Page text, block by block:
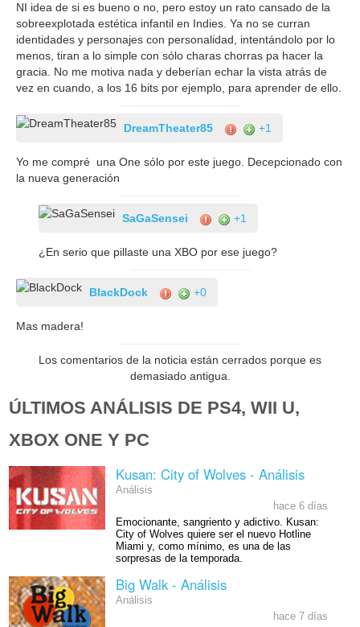
NI idea de si es bueno o no, pero estoy un rato cansado de la
sobreexplotada estética infantil en Indies. Ya no se curran
identidades y personajes con personalidad, intentándolo por lo
menos, tiran a lo simple con sólo charas chorras pa hacer la
gracia. No me motiva nada y deberían echar la vista atrás de
vez en cuando, a los 16 bits por ejemplo, para aprender de ello.
DreamTheater85 +1
Yo me compré una One sólo por este juego. Decepcionado con
la nueva generación
SaGaSensei +1
¿En serio que pillaste una XBO por ese juego?
BlackDock +0
Mas madera!
Los comentarios de la noticia están cerrados porque es
demasiado antigua.
ÚLTIMOS ANÁLISIS DE PS4, WII U,
XBOX ONE Y PC
Kusan: City of Wolves - Análisis
Análisis
hace 6 días
Emocionante, sangriento y adictivo. Kusan:
City of Wolves quiere ser el nuevo Hotline
Miami y, como mínimo, es una de las
sorpresas de la temporada.
Big Walk - Análisis
Análisis
hace 7 días